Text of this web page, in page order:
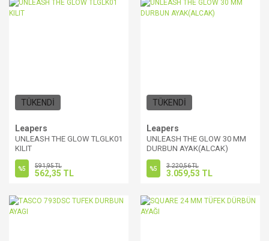
TÜKENDİ
Leapers
UNLEASH THE GLOW TLGLK01
KILIT
%5 591,95 TL
562,35 TL
TÜKENDİ
Leapers
UNLEASH THE GLOW 30 MM
DURBUN AYAK(ALCAK)
%5 3.220,56 TL
3.059,53 TL